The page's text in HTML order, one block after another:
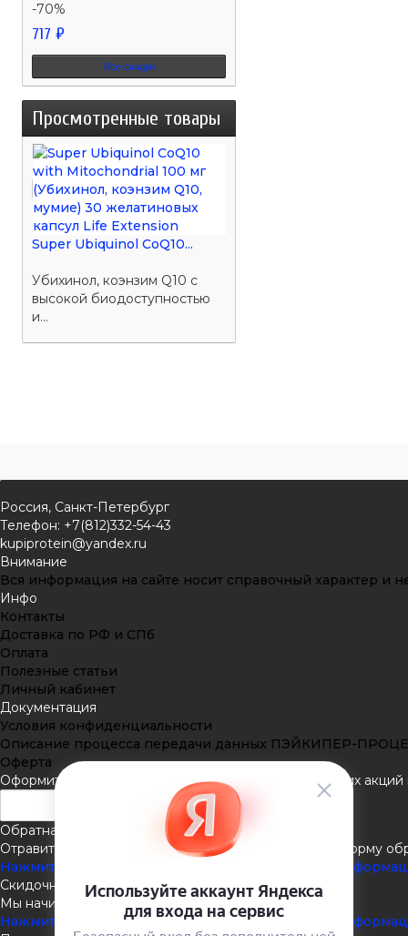
-70%
717 ₽
Все скидки
Просмотренные товары
Super Ubiquinol CoQ10...
Убихинол, коэнзим Q10 с
высокой биодоступностью
и...
Россия, Санкт-Петербург
Телефон: +7(812)332-54-43
kupiprotein@yandex.ru
Внимание
Вся информация на сайте носит справочный характер и
Инфо
Контакты
Доставка по РФ и СПб
Оплата
Полезные статьи
Личный кабинет
Документация
Условия конфиденциальности
Описание процесса передачи данных ПЭЙКИПЕР-
Оферта
Оформить подписку
Подпишитесь на рассылку наших
Обратная связь
Отравить нам сообщение или задать вопрос через форму
Нажмите здесь для получения дополнительной
Скидочная система
Мы начисляем кэшбэк с покупок
Нажмите здесь для получения дополнительной